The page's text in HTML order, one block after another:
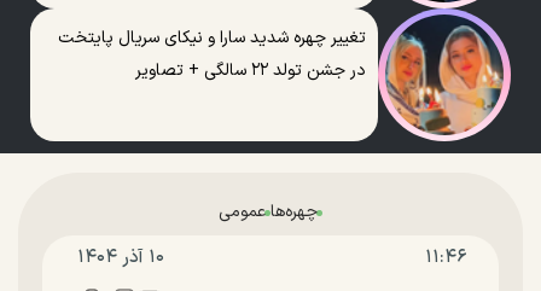
تغییر چهره شدید سارا و نیکای سریال پایتخت
در جشن تولد ۲۲ سالگی + تصاویر
چهره‌هاعمومی
۱۱:۴۶ ۱۰ آذر ۱۴۰۴